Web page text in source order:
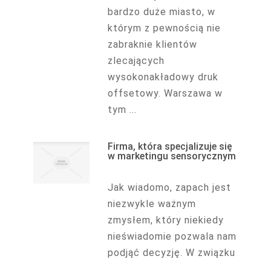
bardzo duże miasto, w
którym z pewnością nie
zabraknie klientów
zlecających
wysokonakładowy druk
offsetowy. Warszawa w
tym ...
Firma, która specjalizuje się
w marketingu sensorycznym
Jak wiadomo, zapach jest
niezwykle ważnym
zmysłem, który niekiedy
nieświadomie pozwala nam
podjąć decyzję. W związku